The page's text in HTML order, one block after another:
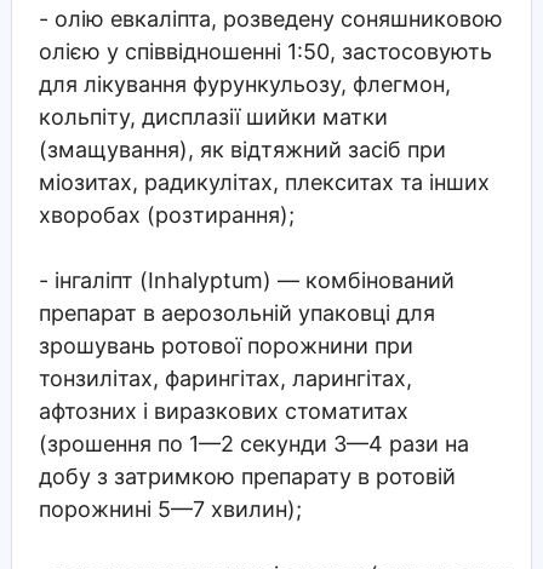
- олію евкаліпта, розведену соняшниковою
олією у співвідношенні 1:50, застосовують
для лікування фурункульозу, флегмон,
кольпіту, дисплазії шийки матки
(змащування), як відтяжний засіб при
міозитах, радикулітах, плекситах та інших
хворобах (розтирання);
- інгаліпт (Inhalyptum) — комбінований
препарат в аерозольній упаковці для
зрошувань ротової порожнини при
тонзилітах, фарингітах, ларингітах,
афтозних і виразкових стоматитах
(зрошення по 1—2 секунди 3—4 рази на
добу з затримкою препарату в ротовій
порожнині 5—7 хвилин);